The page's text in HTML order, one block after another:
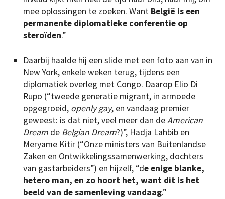
mee oplossingen te zoeken. Want België is een
permanente diplomatieke conferentie op
steroïden.”
Daarbij haalde hij een slide met een foto aan van in
New York, enkele weken terug, tijdens een
diplomatiek overleg met Congo. Daarop Elio Di
Rupo (“tweede generatie migrant, in armoede
opgegroeid, openly gay, en vandaag premier
geweest: is dat niet, veel meer dan deAmerican
Dream de Belgian Dream?)”, Hadja Lahbib en
Meryame Kitir (“Onze ministers van Buitenlandse
Zaken en Ontwikkelingssamenwerking, dochters
van gastarbeiders”) en hijzelf, “de enige blanke,
hetero man, en zo hoort het, want dit is het
beeld van de samenleving vandaag.”